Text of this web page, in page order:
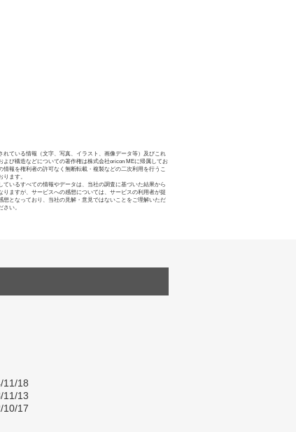
れている情報（文字、写真、イラスト、画像データ等）及びこれ
よび構造などについての著作権は株式会社oricon MEに帰属してお
情報を権利者の許可なく無断転載・複製などの二次利用を行うこ
ります。
ているすべての情報やデータは、当社の調査に基づいた結果から
りますが、サービスへの感想については、サービスの利用者が提
想となっており、当社の見解・意見ではないことをご理解いただ
さい。
11/18
11/13
10/17